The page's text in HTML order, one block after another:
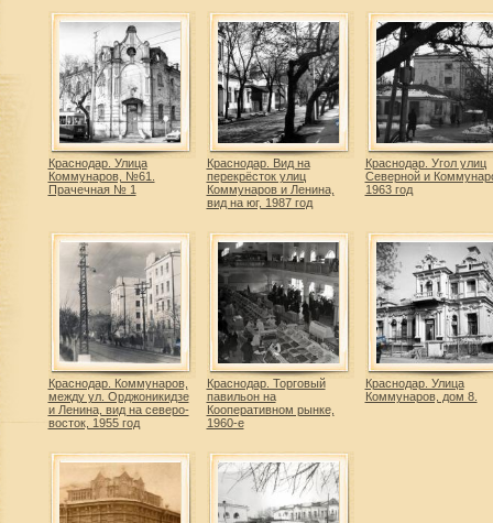
Краснодар. Улица
Коммунаров, №61.
Прачечная № 1
Краснодар. Вид на
перекрёсток улиц
Коммунаров и Ленина,
вид на юг, 1987 год
Краснодар. Угол улиц
Северной и
1963 год
Краснодар. Коммунаров,
между ул. Орджоникидзе
и Ленина, вид на северо-
восток, 1955 год
Краснодар. Торговый
павильон на
Кооперативном рынке,
1960-е
Краснодар. Улица
Коммунаров, дом 8.